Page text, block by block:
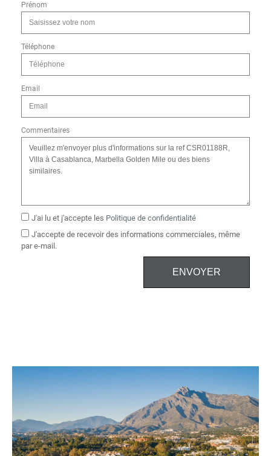
Prénom
Téléphone
Email
Commentaires
J'ai lu et j'accepte les Politique de confidentialité
J'accepte de recevoir des informations commerciales, même
par e-mail.
ENVOYER